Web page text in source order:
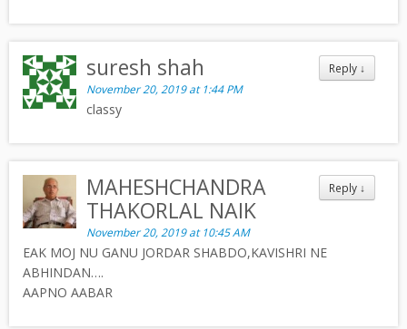
Reply ↓
suresh shah
November 20, 2019 at 1:44 PM
classy
Reply ↓
MAHESHCHANDRA
THAKORLAL NAIK
November 20, 2019 at 10:45 AM
EAK MOJ NU GANU JORDAR SHABDO,KAVISHRI NE
ABHINDAN….
AAPNO AABAR